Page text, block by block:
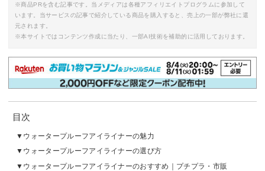
※商品PRを含む記事です。当メディアは各種アフィリエイトプログラムに参加して
います。当サービスの記事で紹介している商品を購入すると、売上の一部が弊社に還
元されます。
※本サイトではコンテンツ作成に当たり、一部AI技術を補助的に活用しております。
目次
ウォータープルーフアイライナーの魅力
ウォータープルーフアイライナーの選び方
ウォータープルーフアイライナーのおすすめ｜プチプラ・市販